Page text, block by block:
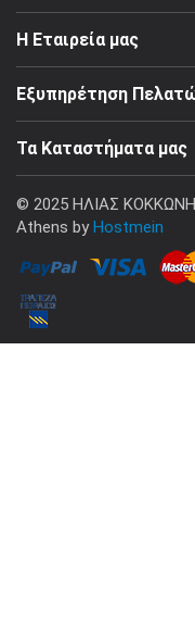
Η Εταιρεία μας
Εξυπηρέτηση
Τα Καταστήματα μας
© 2025 ΗΛΙΑΣ
Athens by Hostmein